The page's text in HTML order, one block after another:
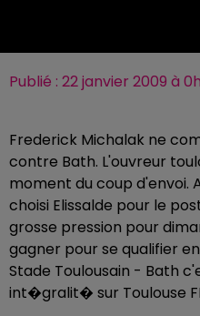
Publié : 22 janvier 2009 à
Frederick Michalak ne
contre Bath. L'ouvreur
moment du coup d'envoi.
choisi Elissalde pour le
grosse pression pour
gagner pour se qualifier
Stade Toulousain - Bath
int�gralit� sur Toulouse